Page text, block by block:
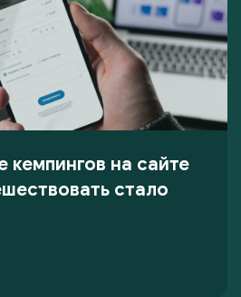
кемпингов на сайте
стало